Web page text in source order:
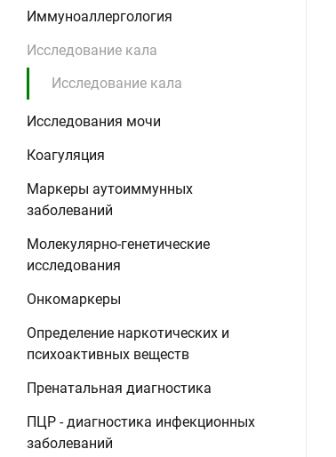
Иммуноаллергология
Исследование кала
Исследование кала
Исследования мочи
Коагуляция
Маркеры аутоиммунных
заболеваний
Молекулярно-генетические
исследования
Онкомаркеры
Определение наркотических и
психоактивных веществ
Пренатальная диагностика
ПЦР - диагностика инфекционных
заболеваний